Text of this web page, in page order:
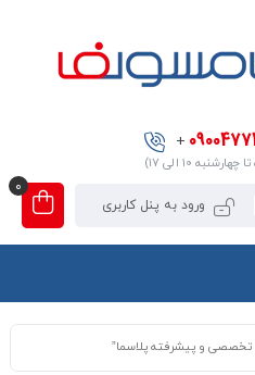
+
۱۰ الی ۱۷)
ورود به پنل کاربری
0
و پیشرفته پلاسما”